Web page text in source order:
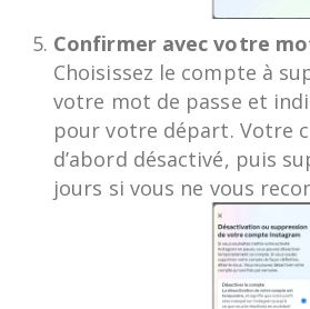
Confirmer avec votre
Choisissez le compte à
votre mot de passe et
pour votre départ. Votre
d’abord désactivé, puis
jours si vous ne vous